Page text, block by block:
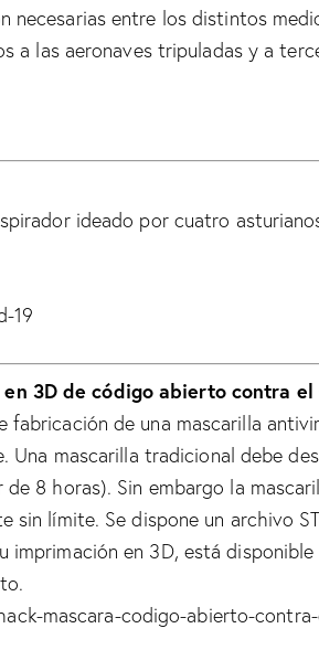
necesarias entre los distintos
a las aeronaves tripuladas y a
ideado por cuatro
19
3D de código abierto contra el
de una mascarilla
Una mascarilla tradicional debe
8 horas). Sin embargo la
sin límite. Se dispone un archivo
imprimación en 3D, está disponible
mascara-codigo-abierto-